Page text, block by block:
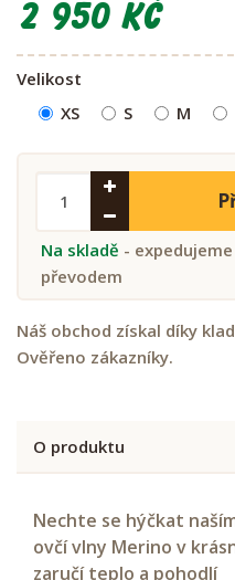
2 950 Kč
Velikost
XS
S M
Na skladě -
převodem
Náš obchod získal díky
Ověřeno zákazníky.
O produktu
Nechte se hýčkat
ovčí vlny Merino v
zaručí teplo a pohodlí